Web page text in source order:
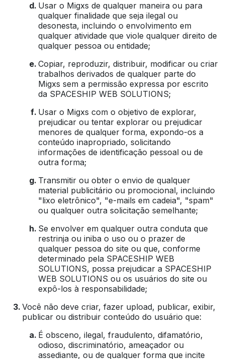
Usar o Migxs de qualquer maneira ou para
qualquer finalidade que seja ilegal ou
desonesta, incluindo o envolvimento em
qualquer atividade que viole qualquer direito de
qualquer pessoa ou entidade;
Copiar, reproduzir, distribuir, modificar ou criar
trabalhos derivados de qualquer parte do
Migxs sem a permissão expressa por escrito
da SPACESHIP WEB SOLUTIONS;
Usar o Migxs com o objetivo de explorar,
prejudicar ou tentar explorar ou prejudicar
menores de qualquer forma, expondo-os a
conteúdo inapropriado, solicitando
informações de identificação pessoal ou de
outra forma;
Transmitir ou obter o envio de qualquer
material publicitário ou promocional, incluindo
"lixo eletrônico", "e-mails em cadeia", "spam"
ou qualquer outra solicitação semelhante;
Se envolver em qualquer outra conduta que
restrinja ou iniba o uso ou o prazer de
qualquer pessoa do site ou que, conforme
determinado pela SPACESHIP WEB
SOLUTIONS, possa prejudicar a SPACESHIP
WEB SOLUTIONS ou os usuários do site ou
expô-los à responsabilidade;
Você não deve criar, fazer upload, publicar, exibir,
publicar ou distribuir conteúdo do usuário que:
É obsceno, ilegal, fraudulento, difamatório,
odioso, discriminatório, ameaçador ou
assediante, ou de qualquer forma que incite